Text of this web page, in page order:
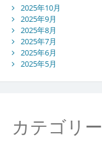
2025年10月
2025年9月
2025年8月
2025年7月
2025年6月
2025年5月
カテゴリー